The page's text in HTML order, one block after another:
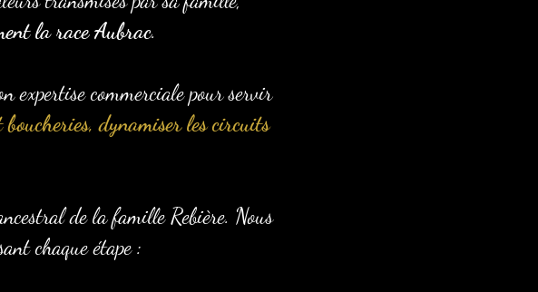
la race Aubrac.
expertise commerciale pour servir
dynamiser les circuits
de la famille Rebière. Nous
chaque étape :